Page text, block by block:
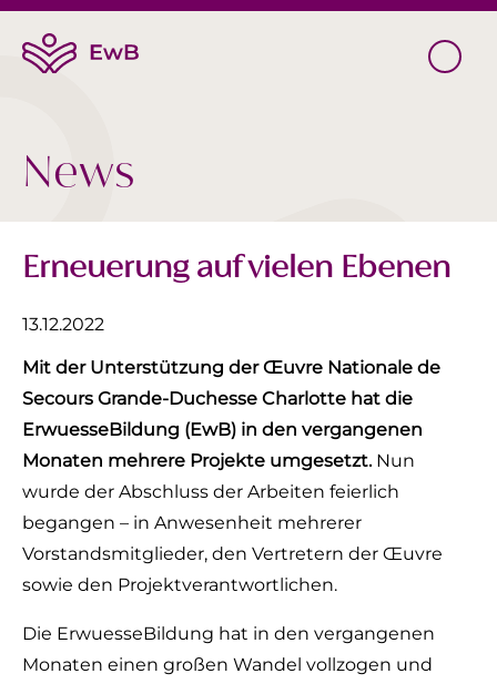
News
Erneuerung auf vielen Ebenen
13.12.2022
Mit der Unterstützung der Œuvre Nationale de
Secours Grande-Duchesse Charlotte hat die
ErwuesseBildung (EwB) in den vergangenen
Monaten mehrere Projekte umgesetzt.Nun
wurde der Abschluss der Arbeiten feierlich
begangen – in Anwesenheit mehrerer
Vorstandsmitglieder, den Vertretern der Œuvre
sowie den Projektverantwortlichen.
Die ErwuesseBildung hat in den vergangenen
Monaten einen großen Wandel vollzogen und